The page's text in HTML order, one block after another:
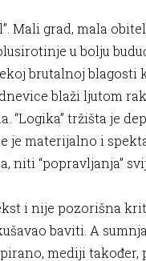
Mali grad, mala
u bolju
brutalnoj blagosti
blaži ljutom
“Logika” tržišta je
je materijalno i
niti “popravljanja”
i nije pozorišna
baviti. A
mediji